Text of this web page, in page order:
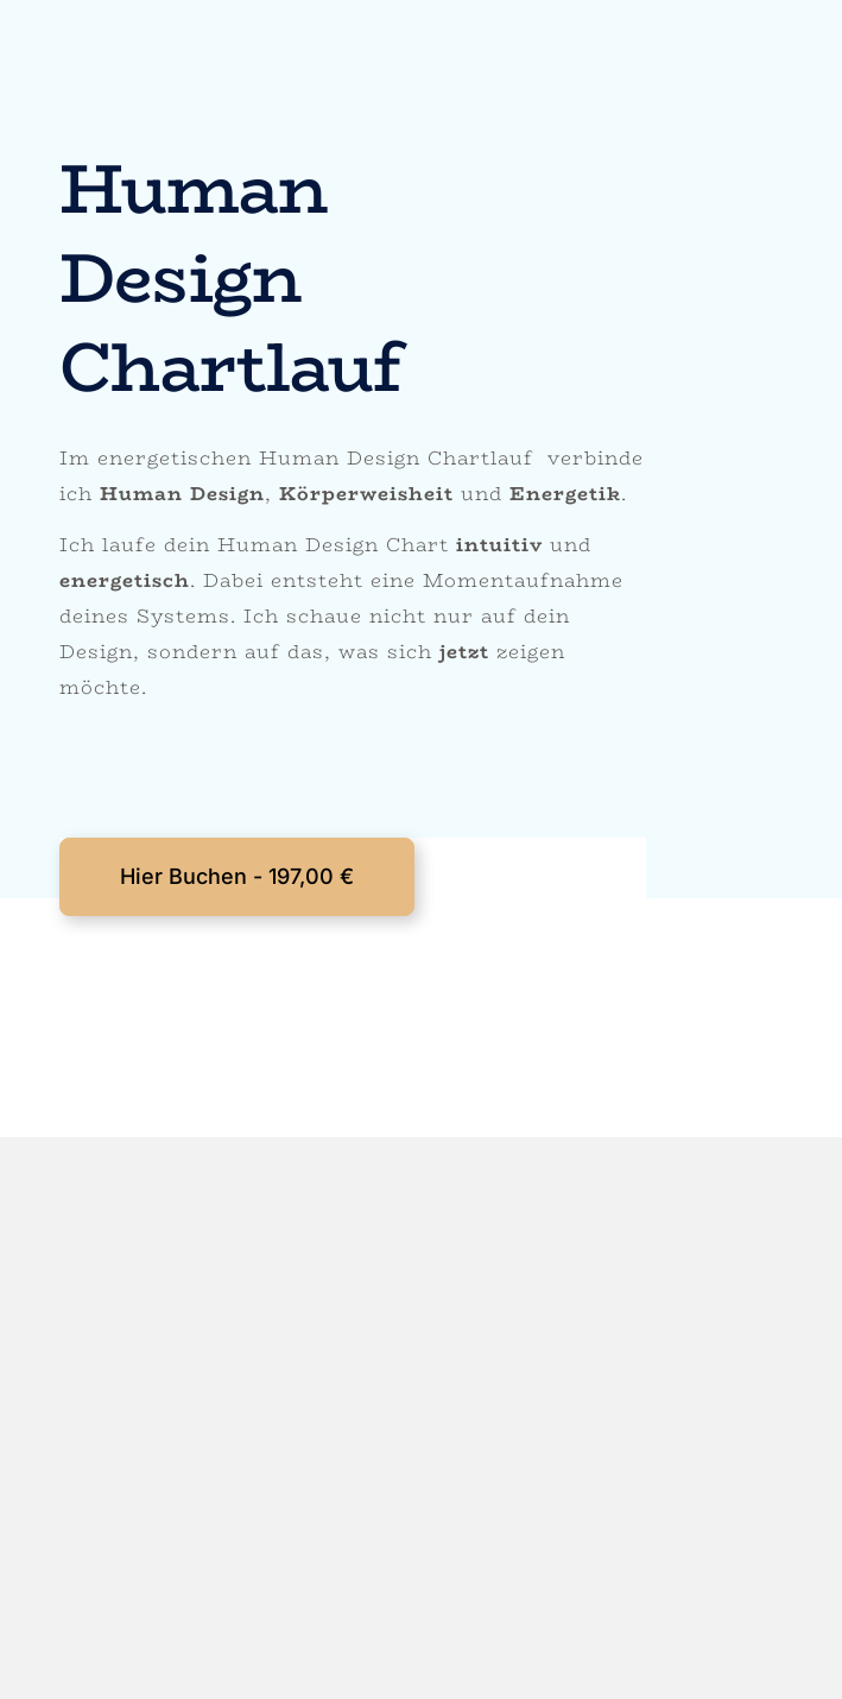
Human
Design
Chartlauf
Im energetischen Human Design Chartlauf verbinde
ichHuman Design,Körperweisheit undEnergetik.
Ich laufe dein Human Design Chartintuitiv und
energetisch. Dabei entsteht eine Momentaufnahme
deines Systems. Ich schaue nicht nur auf dein
Design, sondern auf das, was sichjetzt zeigen
möchte.
Hier Buchen - 197,00 €